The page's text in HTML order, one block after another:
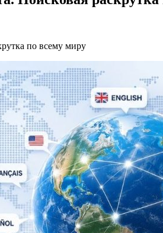
по всему миру